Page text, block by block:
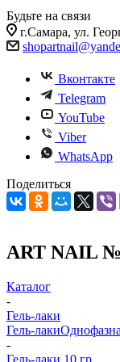
Будьте на связи
г.Самара, ул.
Вконтакте
Telegram
YouTube
Viber
WhatsApp
Поделиться
ART NAIL
Каталог
-
Гель-лаки
Гель-лаки
-
Гель-лаки 10 гр.